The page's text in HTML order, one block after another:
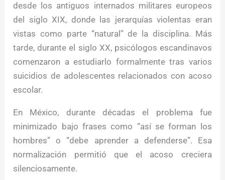
desde los antiguos internados militares europeos
del siglo XIX, donde las jerarquías violentas eran
vistas como parte “natural” de la disciplina. Más
tarde, durante el siglo XX, psicólogos escandinavos
comenzaron a estudiarlo formalmente tras varios
suicidios de adolescentes relacionados con acoso
escolar.
En México, durante décadas el problema fue
minimizado bajo frases como “así se forman los
hombres” o “debe aprender a defenderse”. Esa
normalización permitió que el acoso creciera
silenciosamente.